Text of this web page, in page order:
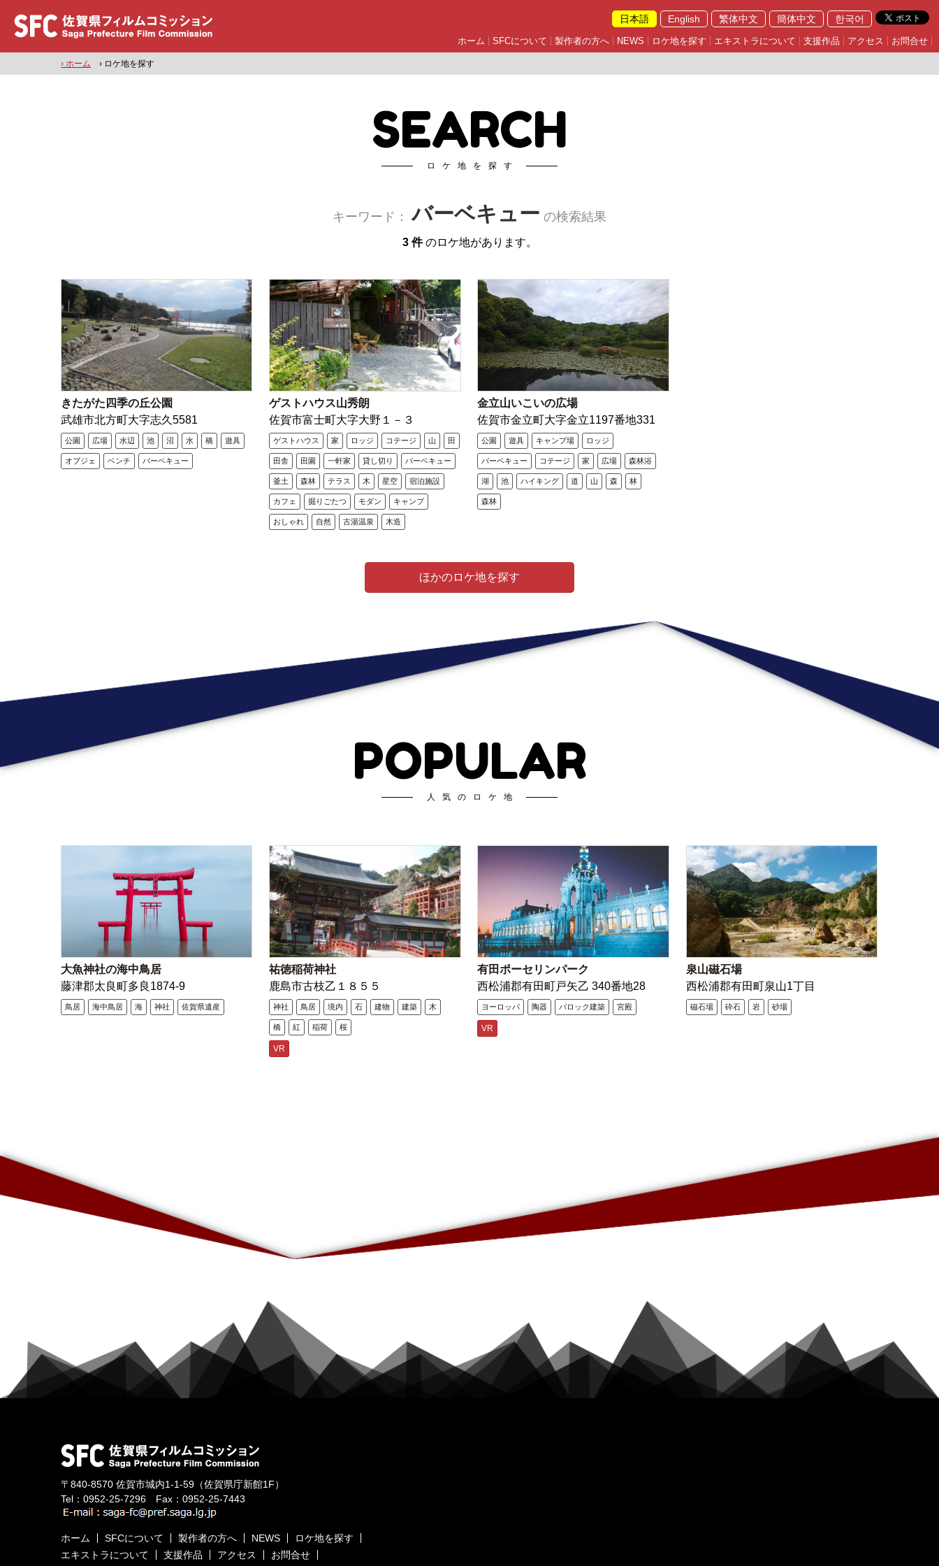
日本語 English 繁体中文 簡体中文 한국어
ホーム SFCについて 製作者の方へ NEWS ロケ地を探す エキストラについて 支援作品 アクセス お問合せ
› ホーム › ロケ地を探す
SEARCH
ロケ地を探す
キーワード：バーベキュー の検索結果
3 件のロケ地があります。
きたがた四季の丘公園
武雄市北方町大字志久5581
公園 広場 水辺 池 沼 水 橋 遊具
オブジェ ベンチ バーベキュー
ゲストハウス山秀朗
佐賀市富士町大字大野１－３
ゲストハウス 家 ロッジ コテージ 山 田
田舎 田園 一軒家 貸し切り バーベキュー
釜土 森林 テラス 木 星空 宿泊施設
カフェ 掘りごたつ モダン キャンプ
おしゃれ 自然 古湯温泉 木造
金立山いこいの広場
佐賀市金立町大字金立1197番地331
公園 遊具 キャンプ場 ロッジ
バーベキュー コテージ 家 広場 森林浴
湖 池 ハイキング 道 山 森 林
森林
ほかのロケ地を探す
POPULAR
人気のロケ地
大魚神社の海中鳥居
藤津郡太良町多良1874-9
鳥居 海中鳥居 海 神社 佐賀県遺産
祐徳稲荷神社
鹿島市古枝乙１８５５
神社 鳥居 境内 石 建物 建築 木
橋 紅 稲荷 桜
VR
有田ポーセリンパーク
西松浦郡有田町戸矢乙 340番地28
ヨーロッパ 陶器 バロック建築 宮殿
VR
泉山磁石場
西松浦郡有田町泉山1丁目
磁石場 砕石 岩 砂場
〒840-8570 佐賀市城内1-1-59 （佐賀県庁新館1F）
Tel： 0952-25-7296 Fax：0952-25-7443
ホーム SFCについて 製作者の方へ NEWS
ロケ地を探す
エキストラについて
支援作品 アクセス お問合せ